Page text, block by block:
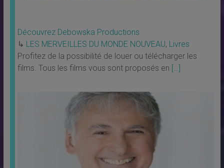
Découvrez Debowska Productions
↳ LES MERVEILLES DU MONDE NOUVEAU, Livres
Profitez de la possibilité de louer ou télécharger les
films. Tous les films vous sont proposés en […]